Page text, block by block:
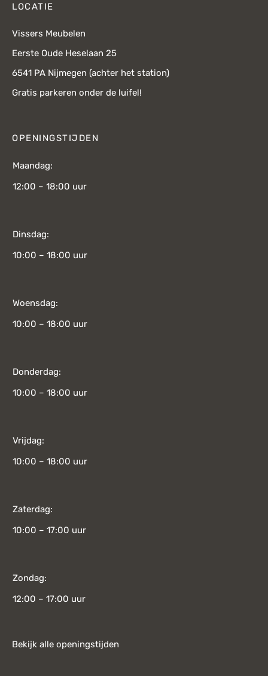
LOCATIE
Vissers Meubelen
Eerste Oude Heselaan 25
6541 PA Nijmegen (achter het station)
Gratis parkeren onder de luifel!
OPENINGSTIJDEN
Maandag:
12:00 – 18:00 uur
Dinsdag:
10:00 – 18:00 uur
Woensdag:
10:00 – 18:00 uur
Donderdag:
10:00 – 18:00 uur
Vrijdag:
10:00 – 18:00 uur
Zaterdag:
10:00 – 17:00 uur
Zondag:
12:00 – 17:00 uur
Bekijk alle openingstijden